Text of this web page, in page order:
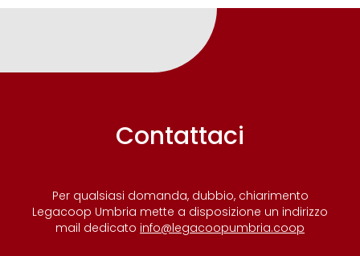
Contattaci
Per qualsiasi domanda, dubbio, chiarimento
Legacoop Umbria mette a disposizione un indirizzo
mail dedicato info@legacoopumbria.coop